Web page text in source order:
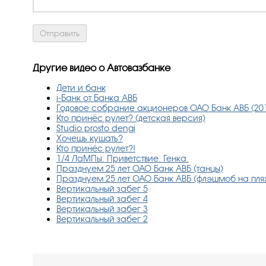
Другие видео о Автовазбанке
Дети и банк
i-Банк от Банка АВБ
Годовое собрание акционеров ОАО Банк АВБ
Кто принёс рулет? (детская версия)
Studio prosto dengi
Хочешь кушать?
Кто принёс рулет?!
1/4 ЛаМПы. Приветствие. Генка.
Празднуем 25 лет ОАО Банк АВБ (танцы)
Празднуем 25 лет ОАО Банк АВБ (флэшмоб на
Вертикальный забег 5
Вертикальный забег 4
Вертикальный забег 3
Вертикальный забег 2